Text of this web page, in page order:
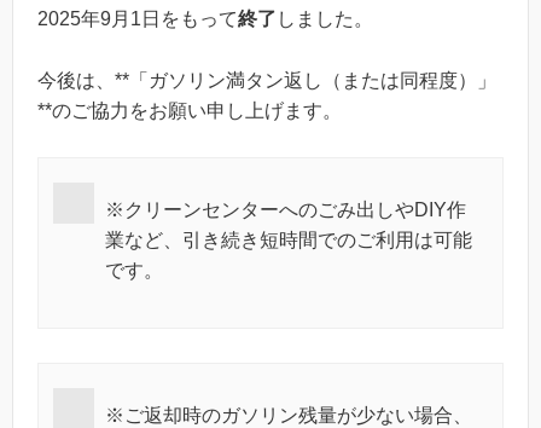
2025年9月1日をもって終了 しました。
今後は、**「ガソリン満タン返し（または同程度）」
**のご協力をお願い申し上げます。
※クリーンセンターへのごみ出しやDIY作
業など、引き続き短時間でのご利用は可能
です。
※ご返却時のガソリン残量が少ない場合、